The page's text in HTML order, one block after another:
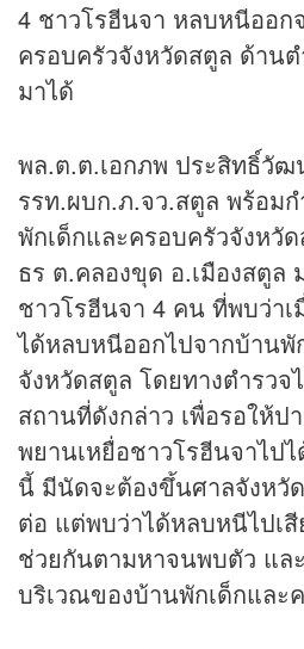
4 ชาวโรฮีนจา หลบหนีออก
ครอบครัวจังหวัดสตูล ด้าน
มาได้
พล.ต.ต.เอกภพ ประสิทธิ์วั
รรท.ผบก.ภ.จว.สตูล พร้อม
พักเด็กและครอบครัวจังหวั
ธร ต.คลองขุด อ.เมืองสตูล
ชาวโรฮีนจา 4 คน ที่พบว่า
ได้หลบหนีออกไปจากบ้านพั
จังหวัดสตูล โดยทางตำรว
สถานที่ดังกล่าว เพื่อรอให้ป
พยานเหยื่อชาวโรฮีนจาไป
นี้ มีนัดจะต้องขึ้นศาลจังหวั
ต่อ แต่พบว่าได้หลบหนีไปเ
ช่วยกันตามหาจนพบตัว แล
บริเวณของบ้านพักเด็กและ